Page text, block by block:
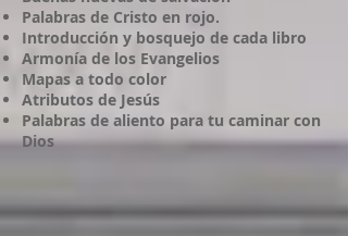
Palabras de Cristo en rojo.
Introducción y bosquejo de cada libro
Armonía de los Evangelios
Mapas a todo color
Atributos de Jesús
Palabras de aliento para tu caminar con
Dios